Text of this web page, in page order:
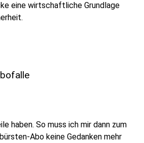
eine wirtschaftliche Grundlage
haben. So muss ich mir dann zum
Abo keine Gedanken mehr